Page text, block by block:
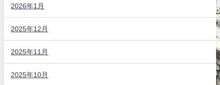
2026年1月
2025年12月
2025年11月
2025年10月